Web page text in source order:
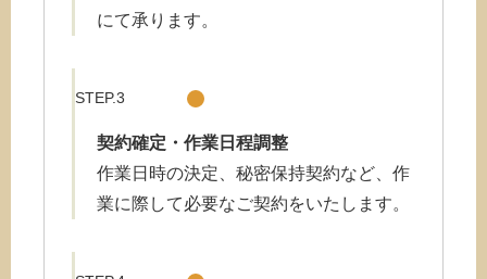
にて承ります。
STEP.3
契約確定・作業日程調整
作業日時の決定、秘密保持契約など、作
業に際して必要なご契約をいたします。